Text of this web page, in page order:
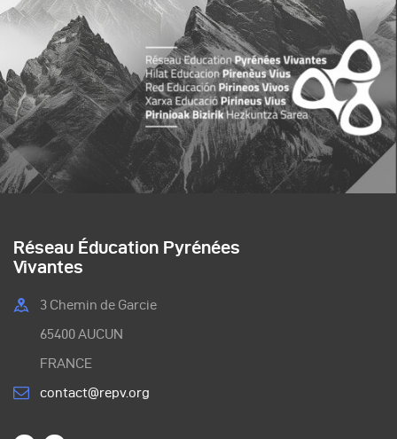
Réseau Éducation Pyrénées
Vivantes
3 Chemin de Garcie
65400 AUCUN
FRANCE
contact@repv.org